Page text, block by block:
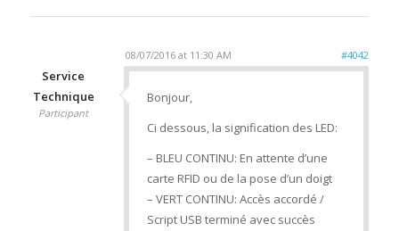
08/07/2016 at 11:30 AM #4042
Service
Technique
Participant
Bonjour,
Ci dessous, la signification des LED:
– BLEU CONTINU: En attente d’une
carte RFID ou de la pose d’un doigt
– VERT CONTINU: Accès accordé /
Script USB terminé avec succès